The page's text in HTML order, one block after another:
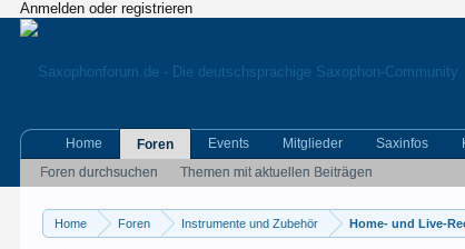
Anmelden oder registrieren
Home Foren Instrumente und Zubehör Home- und Live-
Home
Foren
Foren durchsuchen
Themen mit aktuellen Beiträgen
Events Mitglieder Saxinfos